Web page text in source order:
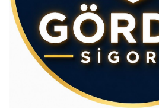
Av.Cenap GÜVEN
Gördesli Şair Alim Atay
Salih OKKALI